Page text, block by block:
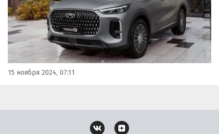
15 ноября 2024, 07:11